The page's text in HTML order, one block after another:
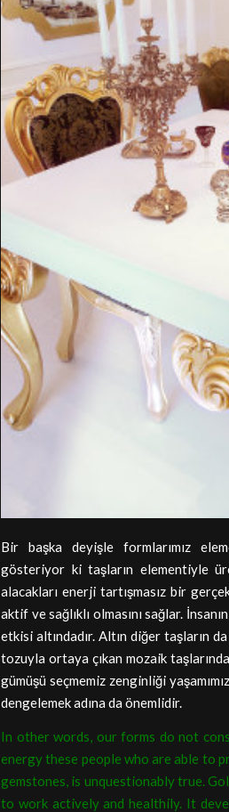
Bir başka deyişle formlarımız
gösteriyor ki taşların elementiyle
alacakları enerji tartışmasız bir
aktif ve sağlıklı olmasını sağlar.
etkisi altındadır. Altın diğer taşların
tozuyla ortaya çıkan mozaik
gümüşü seçmemiz zenginliği
dengelemek adına da önemlidir.
In other words, our forms do not
energy these people who are able to
gemstones, is unquestionably true.
to work actively and healthily. It